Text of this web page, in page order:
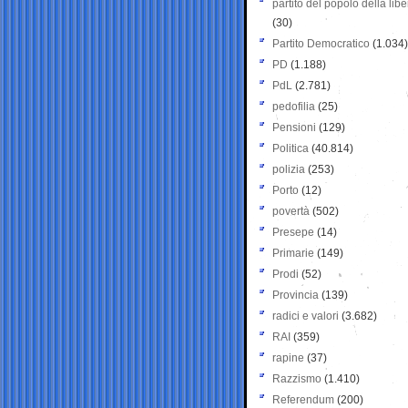
partito del popolo della
(30)
Partito Democratico (1.034)
PD (1.188)
PdL (2.781)
pedofilia (25)
Pensioni (129)
Politica (40.814)
polizia (253)
Porto (12)
povertà (502)
Presepe (14)
Primarie (149)
Prodi (52)
Provincia (139)
radici e valori (3.682)
RAI (359)
rapine (37)
Razzismo (1.410)
Referendum (200)